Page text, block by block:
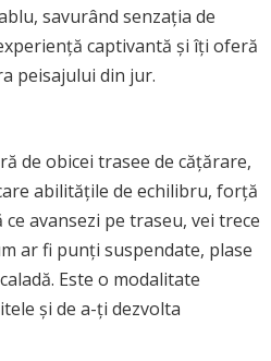
savurând senzația de
captivantă și îți oferă
peisajului din jur.
de obicei trasee de cățărare,
abilitățile de echilibru, forță
avansezi pe traseu, vei trece
ar fi punți suspendate, plase
Este o modalitate
și de a-ți dezvolta